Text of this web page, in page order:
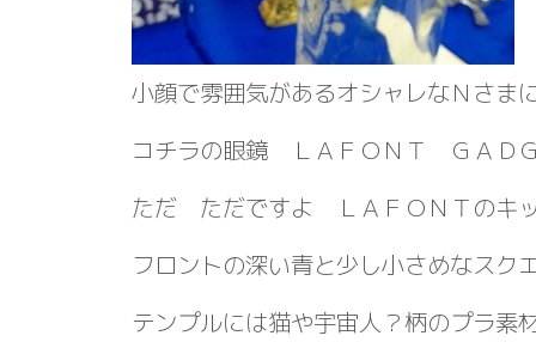
小顔で雰囲気があるオシャレなＮさま
コチラの眼鏡 ＬＡＦＯＮＴ ＧＡＤ
ただ ただですよ ＬＡＦＯＮＴのキ
フロントの深い青と少し小さめなスク
テンプルには猫や宇宙人？柄のプラ素